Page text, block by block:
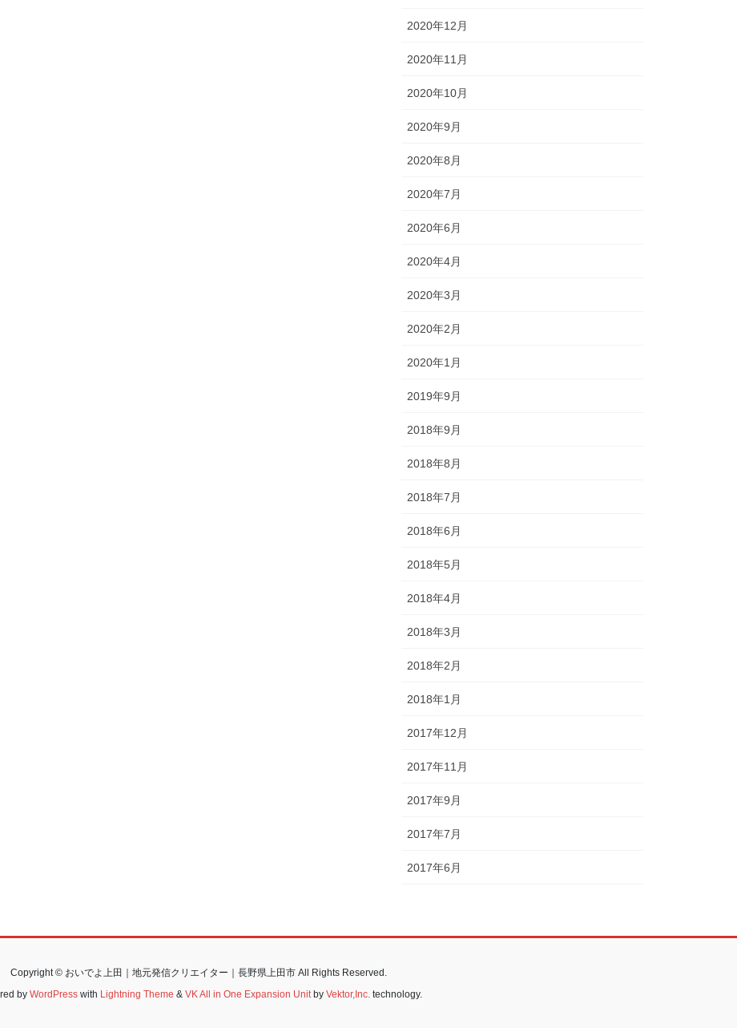
2020年12月
2020年11月
2020年10月
2020年9月
2020年8月
2020年7月
2020年6月
2020年4月
2020年3月
2020年2月
2020年1月
2019年9月
2018年9月
2018年8月
2018年7月
2018年6月
2018年5月
2018年4月
2018年3月
2018年2月
2018年1月
2017年12月
2017年11月
2017年9月
2017年7月
2017年6月
Copyright © おいでよ上田｜地元発信クリエイター｜長野県上田市 All Rights Reserved.
by WordPress with Lightning Theme & VK All in One Expansion Unitby Vektor,Inc. technology.